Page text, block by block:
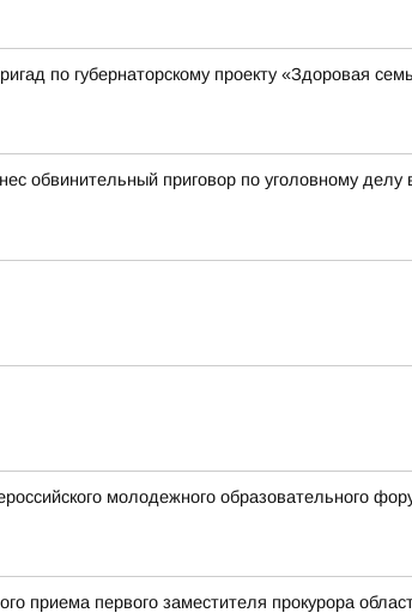
по губернаторскому проекту «Здоровая
обвинительный приговор по уголовному
молодежного образовательного
приема первого заместителя прокурора